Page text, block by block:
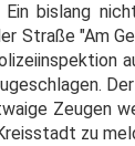
Ein bislang
Straße "Am
Zeugen
zu